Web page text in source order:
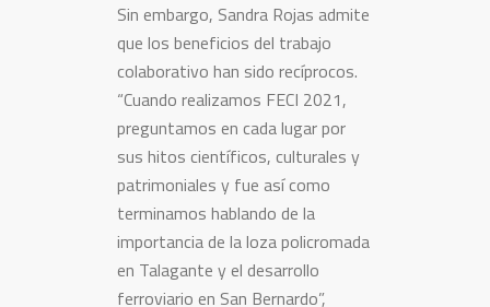
Sin embargo, Sandra Rojas admite
que los beneficios del trabajo
colaborativo han sido recíprocos.
“Cuando realizamos FECI 2021,
preguntamos en cada lugar por
sus hitos científicos, culturales y
patrimoniales y fue así como
terminamos hablando de la
importancia de la loza policromada
en Talagante y el desarrollo
ferroviario en San Bernardo”,